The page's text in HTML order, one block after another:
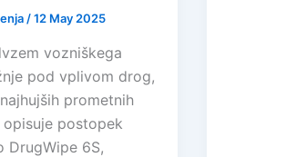
/12 May 2025
vozniškega
pod vplivom drog,
prometnih
postopek
DrugWipe 6S,